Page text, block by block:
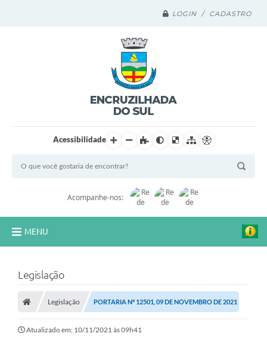
LOGIN / CADASTRO
Acessibilidade
Acompanhe-nos:
MENU
A Prefeitura
Município
Turismo
Legislação
Legislação PORTARIA Nº 12501, 09 DE NOVEMBRO DE 2021
Atualizado em: 10/11/2021 às 09h41